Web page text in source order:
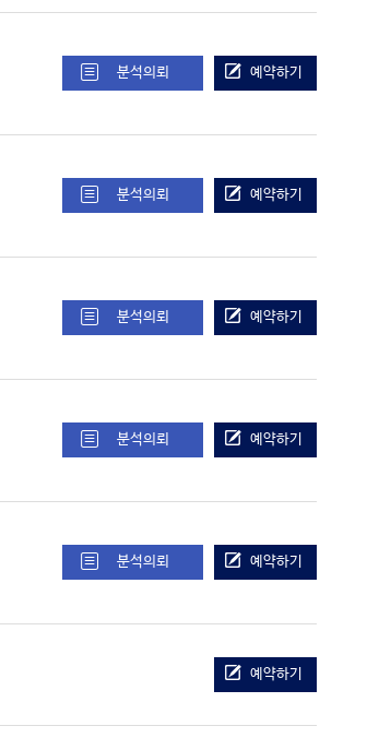
분석의뢰 예약하기
분석의뢰 예약하기
분석의뢰 예약하기
분석의뢰 예약하기
분석의뢰 예약하기
예약하기